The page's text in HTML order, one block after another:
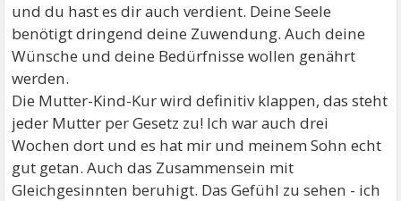
und du hast es dir auch verdient. Deine Seele
benötigt dringend deine Zuwendung. Auch deine
Wünsche und deine Bedürfnisse wollen genährt
werden.
Die Mutter-Kind-Kur wird definitiv klappen, das steht
jeder Mutter per Gesetz zu! Ich war auch drei
Wochen dort und es hat mir und meinem Sohn echt
gut getan. Auch das Zusammensein mit
Gleichgesinnten beruhigt. Das Gefühl zu sehen - ich